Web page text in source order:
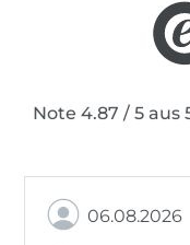
Note 4.87 / 5
06.08.2026